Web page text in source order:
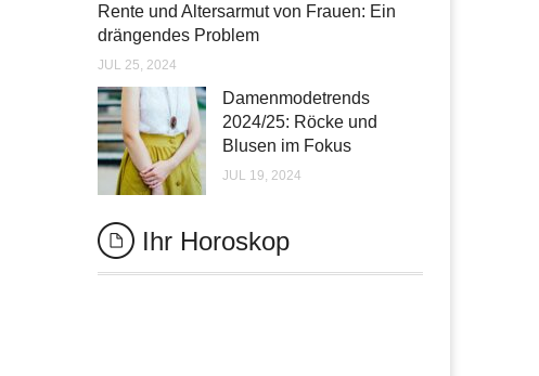
Rente und Altersarmut von Frauen: Ein
drängendes Problem
JUL 25, 2024
Damenmodetrends
2024/25: Röcke und
Blusen im Fokus
JUL 19, 2024
Ihr Horoskop